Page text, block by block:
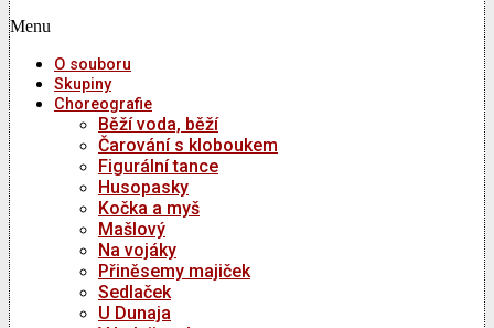
Menu
O souboru
Skupiny
Choreografie
Běží voda, běží
Čarování s kloboukem
Figurální tance
Husopasky
Kočka a myš
Mašlový
Na vojáky
Přiněsemy majiček
Sedlaček
U Dunaja